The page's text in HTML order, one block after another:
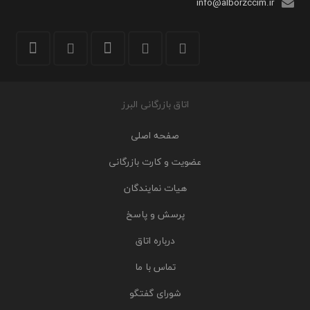
اتاق بازرگانی البرز
صفحه اصلی
عضویت و کارت بازرگانی
هیات نمایندگان
پرسش و پاسخ
درباره اتاق
تماس با ما
شورای گفتگو